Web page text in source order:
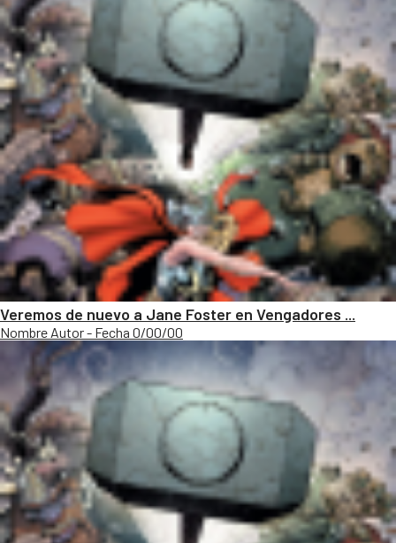
Veremos de nuevo a Jane Foster en Vengadores ...
Nombre Autor - Fecha 0/00/00